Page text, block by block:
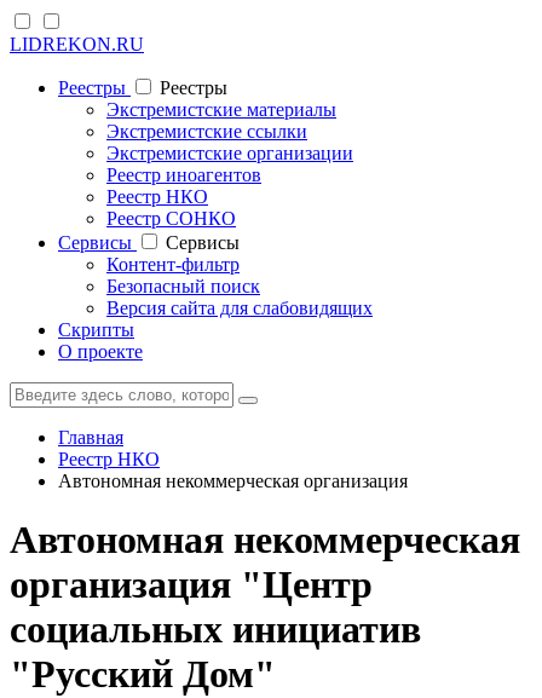
LIDREKON.RU
Реестры
Реестры
Экстремистские материалы
Экстремистские ссылки
Экстремистские организации
Реестр иноагентов
Реестр НКО
Реестр СОНКО
Cервисы
Cервисы
Контент-фильтр
Безопасный поиск
Версия сайта для слабовидящих
Скрипты
О проекте
Главная
Реестр НКО
Автономная некоммерческая организация
Автономная некоммерческая
организация "Центр
социальных инициатив
"Русский Дом"